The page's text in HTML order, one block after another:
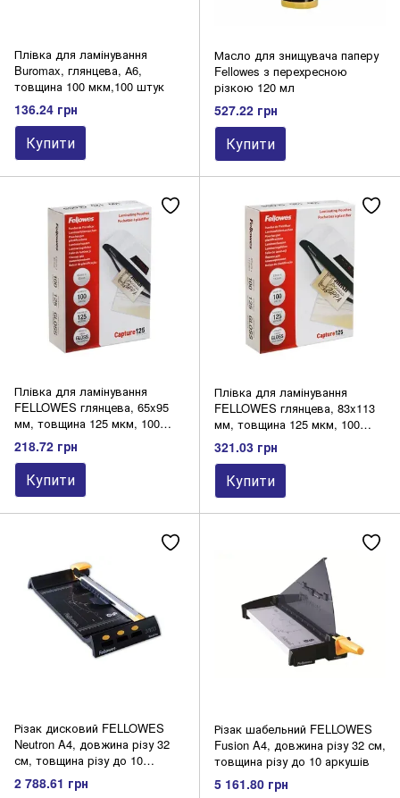
Плівка для ламінування
Buromax, глянцева, А6,
товщина 100 мкм,100 штук
136.24 грн
Купити
Масло для знищувача паперу
Fellowes з перехресною
різкою 120 мл
527.22 грн
Купити
Плівка для ламінування
FELLOWES глянцева, 65x95
мм, товщина 125 мкм, 100
штук
218.72 грн
Купити
Плівка для ламінування
FELLOWES глянцева, 83x113
мм, товщина 125 мкм, 100
штук
321.03 грн
Купити
Різак дисковий FELLOWES
Neutron A4, довжина різу 32
см, товщина різу до 10
аркушів
2 788.61 грн
Різак шабельний FELLOWES
Fusion A4, довжина різу 32 см,
товщина різу до 10 аркушів
5 161.80 грн